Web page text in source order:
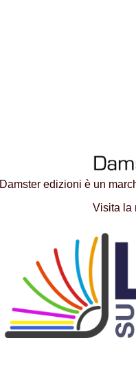
Damster edizioni è un
Visita la